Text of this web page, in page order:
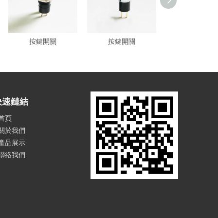
按鍵開關 按鍵開關
速鏈結
頁
於我們
品展示
絡我們